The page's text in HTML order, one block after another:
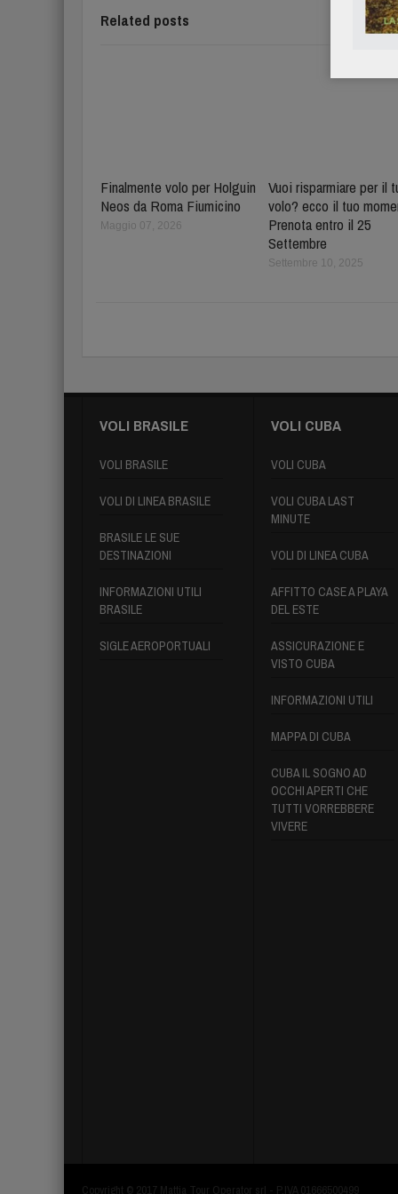
Related posts
Finalmente volo per Holguin
Neos da Roma Fiumicino
Maggio 07, 2026
Vuoi risparmiare per il
volo? ecco il tuo
Prenota entro il 25
Settembre
Settembre 10, 2025
VOLI BRASILE
VOLI BRASILE
VOLI DI LINEA BRASILE
BRASILE LE SUE
DESTINAZIONI
INFORMAZIONI UTILI
BRASILE
SIGLE AEROPORTUALI
VOLI CUBA
VOLI CUBA
VOLI CUBA LAST
MINUTE
VOLI DI LINEA CUBA
AFFITTO CASE A PLAYA
DEL ESTE
ASSICURAZIONE E
VISTO CUBA
INFORMAZIONI UTILI
MAPPA DI CUBA
CUBA IL SOGNO AD
OCCHI APERTI CHE
TUTTI VORREBBERE
VIVERE
Copyright © 2017 Mattia Tour Operator srl - P.IVA 01666500499